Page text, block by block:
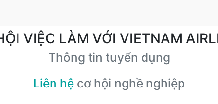
VIỆC LÀM VỚI VIETNAM
Thông tin tuyển dụng
Liên hệ cơ hội nghề nghiệp